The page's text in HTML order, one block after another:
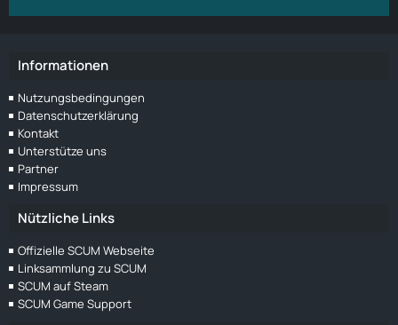
Informationen
Nutzungsbedingungen
Datenschutzerklärung
Kontakt
Unterstütze uns
Partner
Impressum
Nützliche Links
Offizielle SCUM Webseite
Linksammlung zu SCUM
SCUM auf Steam
SCUM Game Support